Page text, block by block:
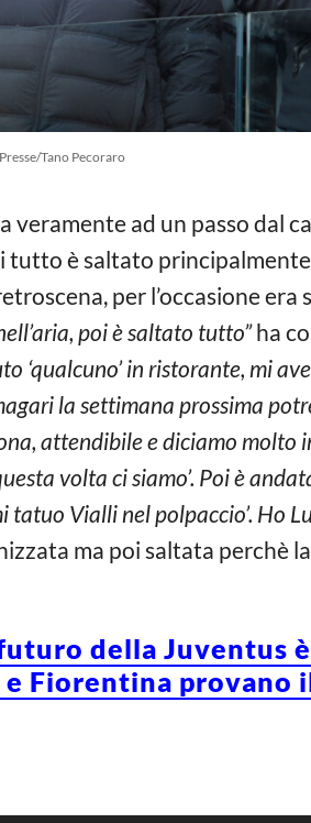
Tano Pecoraro
veramente ad un passo dal
tutto è saltato
per l’occasione
poi è saltato tutto”ha
‘qualcuno’ in ristorante, mi
la settimana prossima
attendibile e diciamo
volta ci siamo’. Poi è
Vialli nel polpaccio’. Ho
ma poi saltata perchè
della Juventus
Fiorentina provano